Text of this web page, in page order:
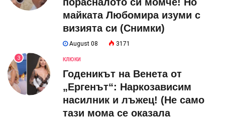
майката Любомира изуми с
визията си (Снимки)
August 08 3171
3 КЛЮКИ
Годеникът на Венета от
„Ергенът“: Наркозависим
насилник и лъжец! (Не само
тази мома се оказала